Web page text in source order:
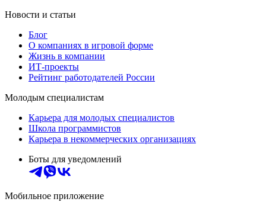
Новости и статьи
Блог
О компаниях в игровой форме
Жизнь в компании
ИТ-проекты
Рейтинг работодателей России
Молодым специалистам
Карьера для молодых специалистов
Школа программистов
Карьера в некоммерческих организациях
Боты для уведомлений
Мобильное приложение